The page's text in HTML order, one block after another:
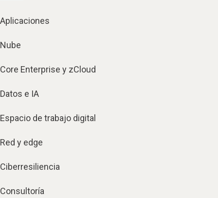
Aplicaciones
Nube
Core Enterprise y zCloud
Datos e IA
Espacio de trabajo digital
Red y edge
Ciberresiliencia
Consultoría